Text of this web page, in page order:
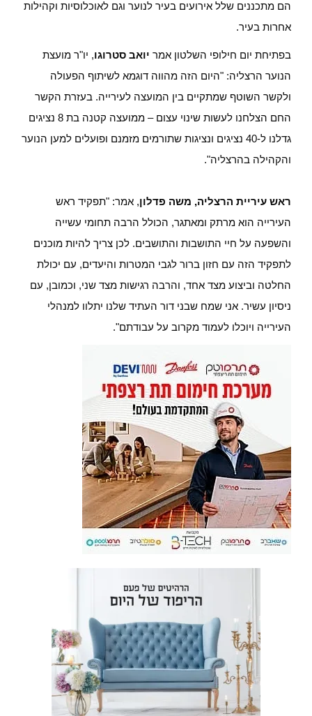
הם מתכננים שלל אירועים בעיר לנוער וגם לאוכלוסיות וקהילות
אחרות בעיר.
בפתיחת יום חילופי השלטון אמר יואב סטרוגו, יו"ר מועצת
הנוער הרצליה: "היום הזה מהווה דוגמא לשיתוף הפעולה
ולקשר השוטף שמתקיים בין המועצה לעירייה. בעזרת הקשר
החם הצלחנו לעשות שינוי עצום – ממועצה קטנה בת 8 נציגים
גדלנו ל-40 נציגים ונציגות שתורמים מזמנם ופועלים למען הנוער
והקהילה בהרצליה".
ראש עיריית הרצליה, משה פדלון, אמר: "תפקיד ראש
העירייה הוא מרתק ומאתגר, הכולל הרבה תחומי עשייה
והשפעה על חיי התושבות והתושבים. לכן צריך להיות מוכנים
לתפקיד הזה עם חזון ברור לגבי המטרות והיעדים, עם יכולת
החלטה וביצוע מצד אחד, והרבה רגישות מצד שני, וכמובן, עם
ניסיון עשיר. אני שמח שבני דור העתיד שלנו יתלוו למנהלי
העירייה ויוכלו לעמוד מקרוב על עבודתם".